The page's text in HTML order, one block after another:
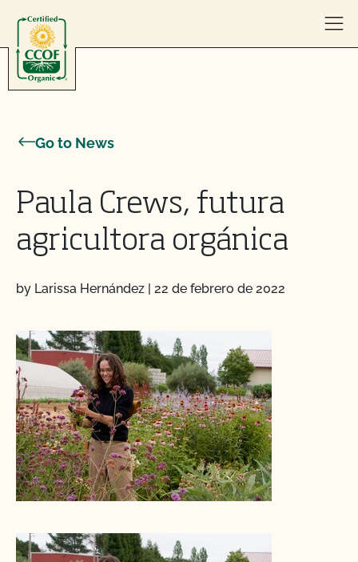
Go to News
Paula Crews, futura
agricultora orgánica
by Larissa Hernández | 22 de febrero de 2022